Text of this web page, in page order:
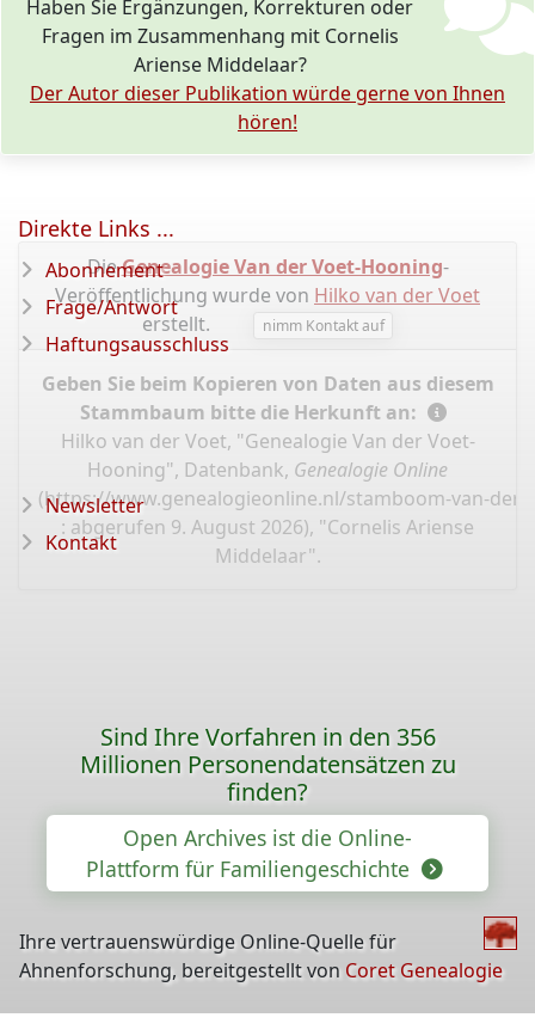
Haben Sie Ergänzungen, Korrekturen oder
Fragen im Zusammenhang mit Cornelis
Ariense Middelaar?
Der Autor dieser Publikation würde gerne von Ihnen
hören!
DieGenealogie Van der Voet-Hooning-
Veröffentlichung wurde von Hilko van der Voet
erstellt.
nimm Kontakt auf
Geben Sie beim Kopieren von Daten aus diesem
Stammbaum bitte die Herkunft an:
Hilko van der Voet, "Genealogie Van der Voet-
Hooning", Datenbank, Genealogie Online
(https://www.genealogieonline.nl/stamboom-van-der-
: abgerufen 9. August 2026), "Cornelis Ariense
Middelaar".
Direkte Links ...
Abonnement
Frage/Antwort
Haftungsausschluss
Newsletter
Kontakt
Sind Ihre Vorfahren in den 356
Millionen Personendatensätzen zu
finden?
Open Archives ist die Online-
Plattform für Familiengeschichte
Ihre vertrauenswürdige Online-Quelle für
Ahnenforschung, bereitgestellt von Coret Genealogie